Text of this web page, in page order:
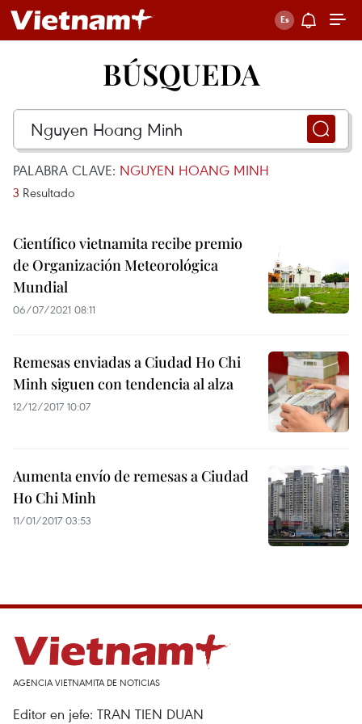
BÚSQUEDA
PALABRA CLAVE: NGUYEN HOANG MINH
3 Resultado
Científico vietnamita recibe premio
de Organización Meteorológica
Mundial
06/07/2021 08:11
Remesas enviadas a Ciudad Ho Chi
Minh siguen con tendencia al alza
12/12/2017 10:07
Aumenta envío de remesas a Ciudad
Ho Chi Minh
11/01/2017 03:53
AGENCIA VIETNAMITA DE NOTICIAS
Editor en jefe: TRAN TIEN DUAN